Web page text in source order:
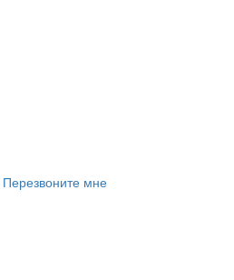
Перезвоните мне